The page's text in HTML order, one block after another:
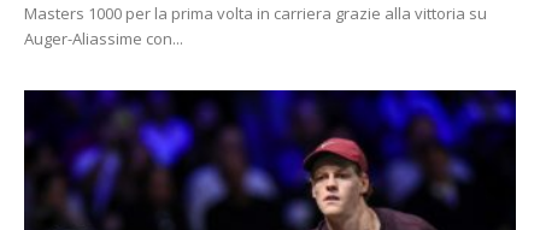
Masters 1000 per la prima volta in carriera grazie alla vittoria su
Auger-Aliassime con...